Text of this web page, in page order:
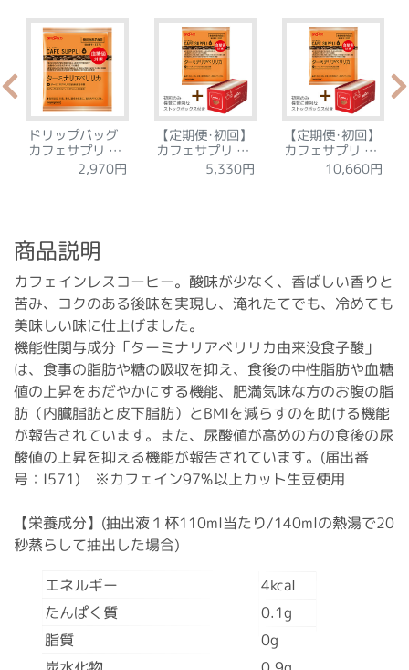
ドリップバッグ
カフェサプリ タ
ーミナリアベリ
2,970円
【定期便･初回】
カフェサプリ タ
ーミナリアベリ
5,330円
【定期便･初回】
カフェサプリ タ
ーミナリアベリ
リカWセット
10,660円
商品説明
カフェインレスコーヒー。酸味が少なく、香ばしい香りと
苦み、コクのある後味を実現し、淹れたてでも、冷めても
美味しい味に仕上げました。
機能性関与成分「ターミナリアベリリカ由来没食子酸」
は、食事の脂肪や糖の吸収を抑え、食後の中性脂肪や血糖
値の上昇をおだやかにする機能、肥満気味な方のお腹の脂
肪（内臓脂肪と皮下脂肪）とBMIを減らすのを助ける機能
が報告されています。また、尿酸値が高めの方の食後の尿
酸値の上昇を抑える機能が報告されています。(届出番
号：I571) ※カフェイン97%以上カット生豆使用
【栄養成分】(抽出液１杯110ml当たり/140mlの熱湯で20
秒蒸らして抽出した場合)
エネルギー 4kcal
たんぱく質 0.1g
脂質 0g